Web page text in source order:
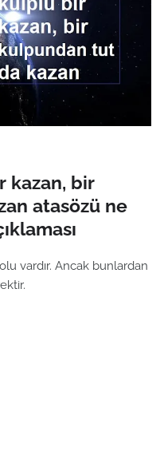
kazan, bir
atasözü ne
vardır. Ancak bunlardan